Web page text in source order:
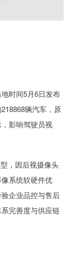
时间5月6日发布
辆汽车，原
影响驾驶员视
，因后视摄像头
系统软硬件优
企业品控与售后
完善度与供应链